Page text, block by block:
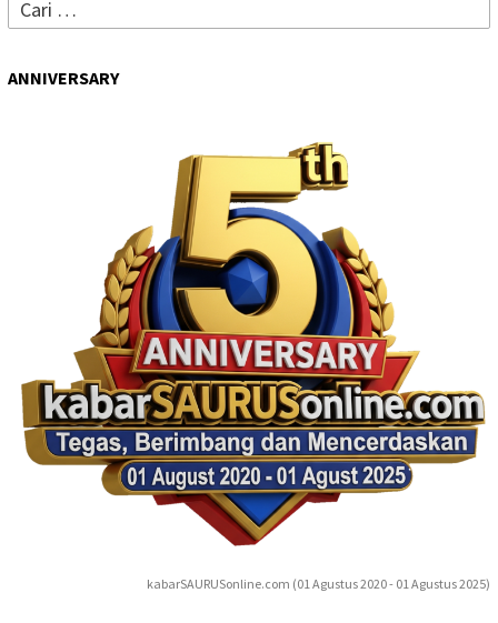
Cari
untuk:
ANNIVERSARY
kabarSAURUSonline.com (01 Agustus 2020 - 01 Agustus 2025)